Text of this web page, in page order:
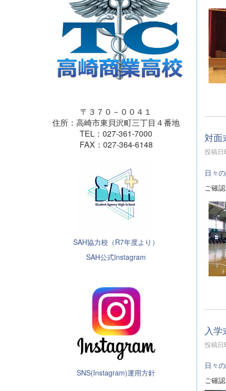
対面
投稿日
日々
ご確
入
投稿日
日々
ご確
〒３７０－００４１
住所：高崎市東貝沢町三丁目４番地
TEL：027-361-7000
FAX：027-364-6148
SAH協力校（R7年度より）
SAH公式Instagram
SNS(Instagram)運用方針